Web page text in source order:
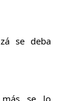
se deba
más se lo